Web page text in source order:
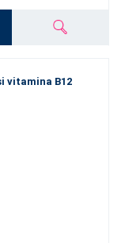
vitamina B12